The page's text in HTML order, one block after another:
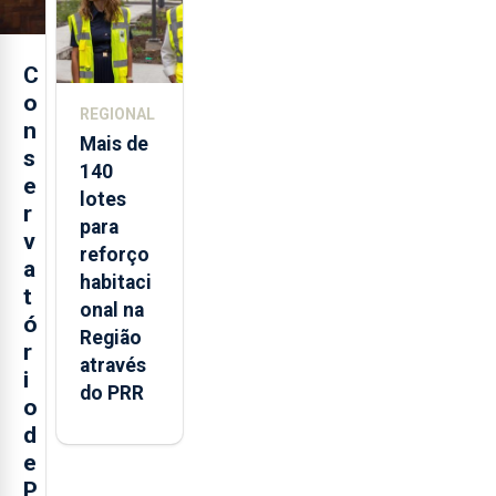
C
o
n
s
e
r
v
a
t
ó
r
i
o
d
e
P
REGIONAL
Mais de
140
lotes
para
reforço
habitaci
onal na
Região
através
do PRR